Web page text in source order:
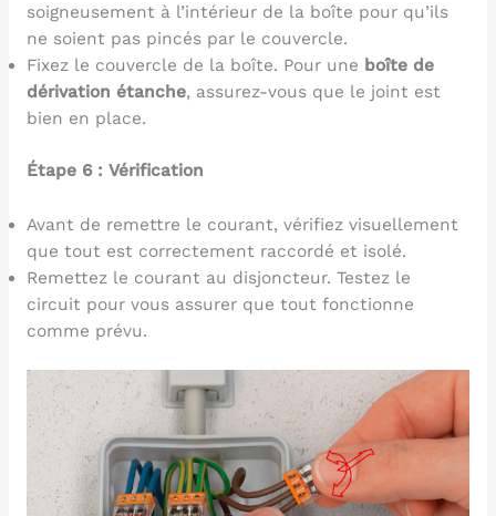
soigneusement à l’intérieur de la boîte pour qu’ils
ne soient pas pincés par le couvercle.
Fixez le couvercle de la boîte. Pour une boîte de
dérivation étanche, assurez-vous que le joint est
bien en place.
Étape 6 : Vérification
Avant de remettre le courant, vérifiez visuellement
que tout est correctement raccordé et isolé.
Remettez le courant au disjoncteur. Testez le
circuit pour vous assurer que tout fonctionne
comme prévu.